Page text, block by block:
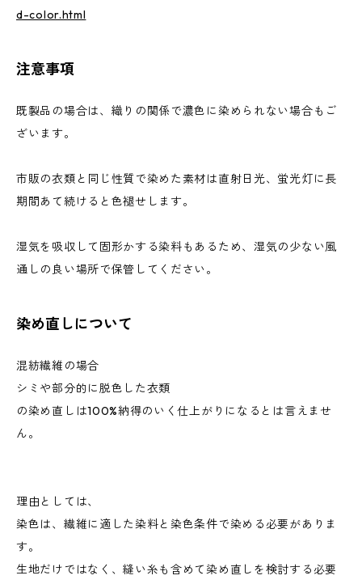
d-color.html
注意事項
既製品の場合は、織りの関係で濃色に染められない場合もご
ざいます。
市販の衣類と同じ性質で染めた素材は直射日光、蛍光灯に長
期間あて続けると色褪せします。
湿気を吸収して固形かする染料もあるため、湿気の少ない風
通しの良い場所で保管してください。
染め直しについて
混紡繊維の場合
シミや部分的に脱色した衣類
の染め直しは100%納得のいく仕上がりになるとは言えませ
ん。
理由としては、
染色は、繊維に適した染料と染色条件で染める必要がありま
す。
生地だけではなく、縫い糸も含めて染め直しを検討する必要